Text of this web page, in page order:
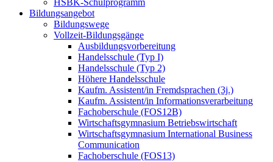
HSBK-Schulprogramm
Bildungsangebot
Bildungswege
Vollzeit-Bildungsgänge
Ausbildungsvorbereitung
Handelsschule (Typ I)
Handelsschule (Typ 2)
Höhere Handelsschule
Kaufm. Assistent/in­ Fremdsprachen (3j.)
Kaufm. Assistent/in Informationsverarbeitung
Fachoberschule (FOS12B)
Wirtschaftsgymnasium Betriebswirtschaft
Wirtschaftsgymnasium International Business
Communication
Fachoberschule (FOS13)